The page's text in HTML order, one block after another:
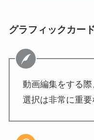
グラフィックカー
動画編集をする
選択は非常に重要